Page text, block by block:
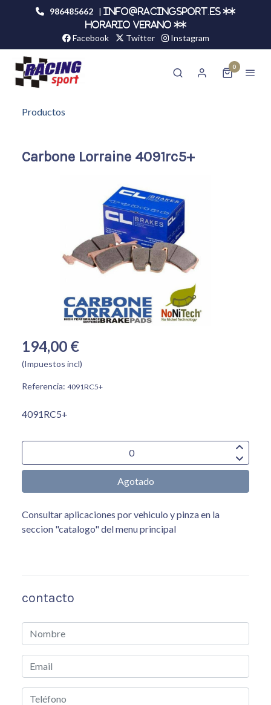
986485662 |
info@racingsport.es **
HORARIO VERANO **
Facebook Twitter Instagram
0
Productos
Carbone Lorraine 4091rc5+
194,00 €
(Impuestos incl)
Referencia: 4091RC5+
4091RC5+
Agotado
Consultar aplicaciones por vehiculo y pinza en la
seccion "catalogo" del menu principal
contacto